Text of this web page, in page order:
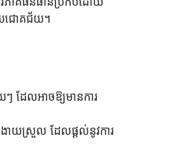
យជោគជ័យ។
ដែលអាចឱ្យមានការ
ាយស្រួល ដែលផ្តល់នូវការ